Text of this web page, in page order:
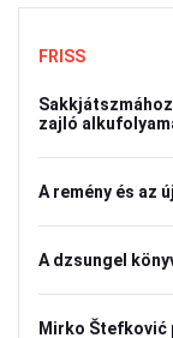
FRISS
zajló
A remény és az
A dzsungel
Mirko Štefković